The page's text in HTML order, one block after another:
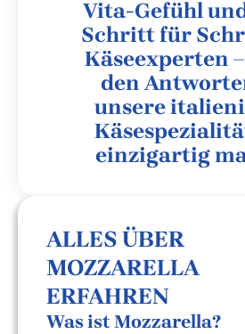
ALLES ÜBER
MOZZARELLA
ERFAHREN
Was ist Mozzarella?